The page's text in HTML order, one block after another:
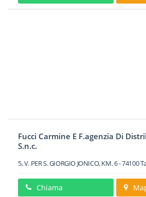
Fucci Carmine E F.agenzia Di
S.n.c.
5, V. PER S. GIORGIO JONICO, KM. 6-74100
Chiama